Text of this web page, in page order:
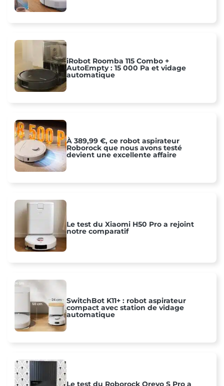
iRobot Roomba 115 Combo +
AutoEmpty : 15 000 Pa et vidage
automatique
À 389,99 €, ce robot aspirateur
Roborock que nous avons testé
devient une excellente affaire
Le test du Xiaomi H50 Pro a rejoint
notre comparatif
SwitchBot K11+ : robot aspirateur
compact avec station de vidage
automatique